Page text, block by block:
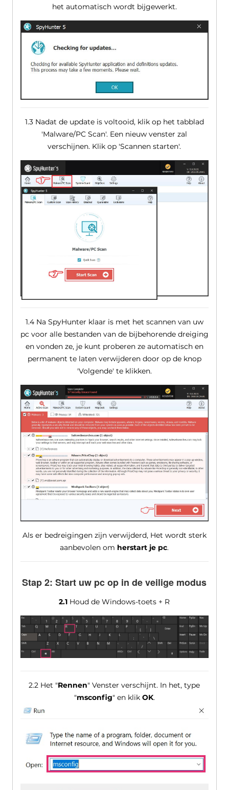
het automatisch wordt bijgewerkt.
1.3 Nadat de update is voltooid, klik op het tabblad
'Malware/PC Scan'. Een nieuw venster zal
verschijnen. Klik op 'Scannen starten'.
1.4 Na SpyHunter klaar is met het scannen van uw
pc voor alle bestanden van de bijbehorende dreiging
en vonden ze, je kunt proberen ze automatisch en
permanent te laten verwijderen door op de knop
'Volgende' te klikken.
Als er bedreigingen zijn verwijderd, Het wordt sterk
aanbevolen om herstart je pc.
Stap 2: Start uw pc op in de veilige modus
2.1 Houd de Windows-toets + R
2.2 Het "Rennen" Venster verschijnt. In het, type
"msconfig" en klik OK.